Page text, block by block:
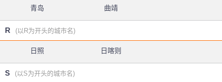
青岛 曲靖
R (以R为开头的城市名)
日照 日喀则
S (以S为开头的城市名)